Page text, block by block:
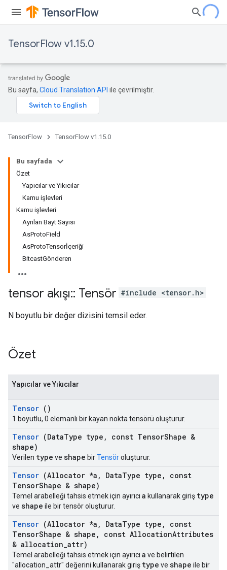
TensorFlow v1.15.0
Bu sayfa, Cloud Translation API ile çevrilmiştir.
TensorFlow TensorFlow v1.15.0
Bu sayfada
Özet
Yapıcılar ve Yıkıcılar
Kamu işlevleri
Kamu işlevleri
Ayrılan Bayt Sayısı
AsProtoField
AsProtoTensorİçeriği
BitcastGönderen
tensor akışı:: Tensör #include <tensor.h>
N boyutlu bir değer dizisini temsil eder.
Özet
Yapıcılar ve Yıkıcılar
Tensor ()
1 boyutlu, 0 elemanlı bir kayan nokta tensörü oluşturur.
Tensor (DataType type , const TensorShape &
shape)
Verilen type ve shape birTensöroluşturur.
Tensor (Allocator *a , DataType type ,
const
TensorShape & shape)
Temel arabelleği tahsis etmek için ayırıcı a kullanarak giriş type
ve shape ile bir tensör oluşturur.
Tensor (Allocator *a , DataType type ,
const
TensorShape & shape , const AllocationAttributes
& allocation attr)
Temel arabelleği tahsis etmek için ayırıcı a ve belirtilen
"allocation_attr" değerini kullanarak giriş type ve shape ile bir